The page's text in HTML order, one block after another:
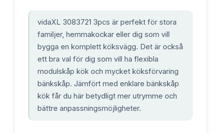
vidaXL 3083721 3pcs är perfekt för stora
familjer, hemmakockar eller dig som vill
bygga en komplett köksvägg. Det är också
ett bra val för dig som vill ha flexibla
modulskåp kök och mycket köksförvaring
bänkskåp. Jämfört med enklare bänkskåp
kök får du här betydligt mer utrymme och
bättre anpassningsmöjligheter.